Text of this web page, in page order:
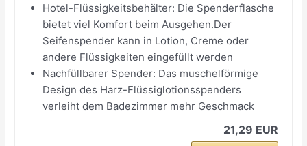
Hotel-Flüssigkeitsbehälter: Die Spenderflasche
bietet viel Komfort beim Ausgehen.Der
Seifenspender kann in Lotion, Creme oder
andere Flüssigkeiten eingefüllt werden
Nachfüllbarer Spender: Das muschelförmige
Design des Harz-Flüssiglotionsspenders
verleiht dem Badezimmer mehr Geschmack
21,29 EUR